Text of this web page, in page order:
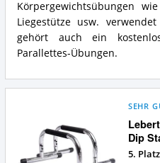
bietet
Parallettes?
Körpergewichtsübungen
Liegestütze usw.
gehört auch ein
Parallettes-Übungen.
Dip
SEHR
5. Platz